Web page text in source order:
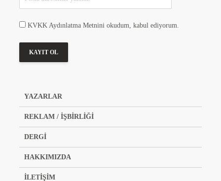
KVKK Aydınlatma Metnini okudum, kabul ediyorum.
YAZARLAR
REKLAM / İŞBİRLİĞİ
DERGİ
HAKKIMIZDA
İLETİŞİM